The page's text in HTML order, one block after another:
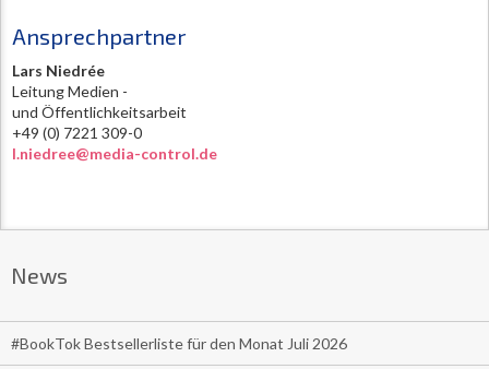
Ansprechpartner
Lars Niedrée
Leitung Medien -
und Öffentlichkeitsarbeit
+49 (0) 7221 309-0
l.niedree@media-control.de
News
#BookTok Bestsellerliste für den Monat Juli 2026